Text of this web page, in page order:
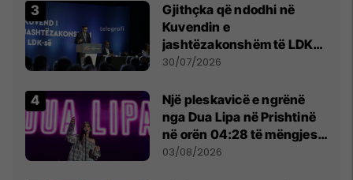
Gjithçka që ndodhi në
Kuvendin e
jashtëzakonshëm të LDK-
së
30/07/2026
Një pleskavicë e ngrënë
nga Dua Lipa në Prishtinë
në orën 04:28 të mëngjesit
- dhe bota digjitale serbe
03/08/2026